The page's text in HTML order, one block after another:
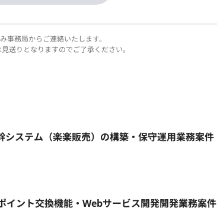
事務局からご連絡いたします。
送りとなりますのでご了承ください。
システム（楽楽販売）の構築・保守運用業務案件
イント交換機能・Webサービス開発開発業務案件